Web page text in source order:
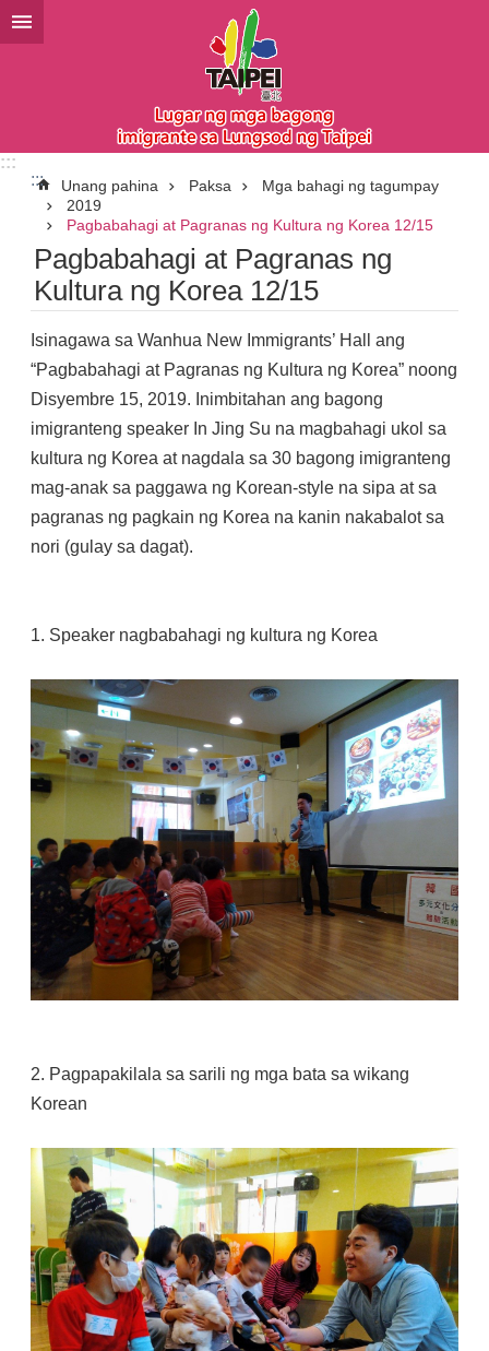
Lumaktaw sa pangunahing bloke ng nilalaman
:::
:::
Unang pahina Paksa
Mga bahagi ng tagumpay
2019
Pagbabahagi at Pagranas ng Kultura ng Korea 12/15
Pagbabahagi at Pagranas ng
Kultura ng Korea 12/15
Isinagawa sa Wanhua New Immigrants’ Hall ang
“Pagbabahagi at Pagranas ng Kultura ng Korea” noong
Disyembre 15, 2019. Inimbitahan ang bagong
imigranteng speaker In Jing Su na magbahagi ukol sa
kultura ng Korea at nagdala sa 30 bagong imigranteng
mag-anak sa paggawa ng Korean-style na sipa at sa
pagranas ng pagkain ng Korea na kanin nakabalot sa
nori (gulay sa dagat).
1. Speaker nagbabahagi ng kultura ng Korea
2. Pagpapakilala sa sarili ng mga bata sa wikang
Korean